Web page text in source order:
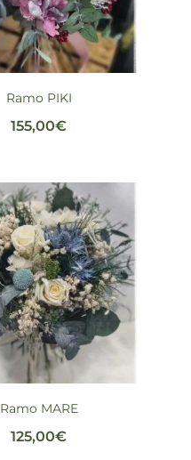
Ramo PIKI
155,00€
Ramo MARE
125,00€